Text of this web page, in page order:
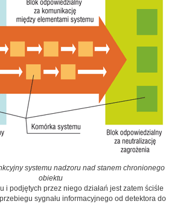
systemu nadzoru nad stanem chronionego
obiektu
i podjętych przez niego działań jest zatem ściśle
sygnału informacyjnego od detektora do